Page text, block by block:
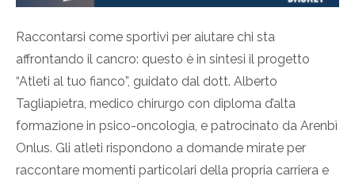
Raccontarsi come sportivi per aiutare chi sta
affrontando il cancro: questo è in sintesi il progetto
“Atleti al tuo fianco”, guidato dal dott. Alberto
Tagliapietra, medico chirurgo con diploma d’alta
formazione in psico-oncologia, e patrocinato da Arenbì
Onlus. Gli atleti rispondono a domande mirate per
raccontare momenti particolari della propria carriera e